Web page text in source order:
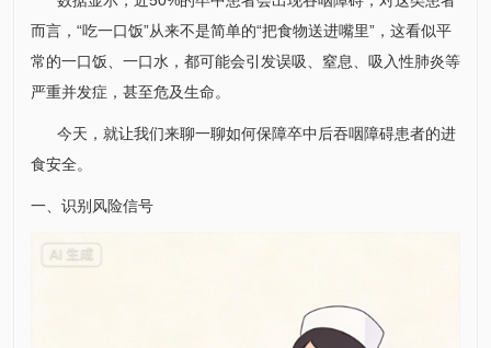
而言，“吃一口饭”从来不是简单的“把食物送进嘴里”，这看似平
常的一口饭、一口水，都可能会引发误吸、窒息、吸入性肺炎等
严重并发症，甚至危及生命。
今天，就让我们来聊一聊如何保障卒中后吞咽障碍患者的进
食安全。
一、识别风险信号